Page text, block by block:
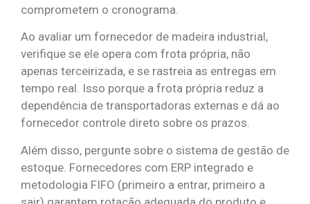
comprometem o cronograma.
Ao avaliar um fornecedor de madeira industrial,
verifique se ele opera com frota própria, não
apenas terceirizada, e se rastreia as entregas em
tempo real. Isso porque a frota própria reduz a
dependência de transportadoras externas e dá ao
fornecedor controle direto sobre os prazos.
Além disso, pergunte sobre o sistema de gestão de
estoque. Fornecedores com ERP integrado e
metodologia FIFO (primeiro a entrar, primeiro a